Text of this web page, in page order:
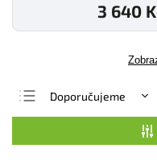
3 640
Doporučujeme
Nejdražší